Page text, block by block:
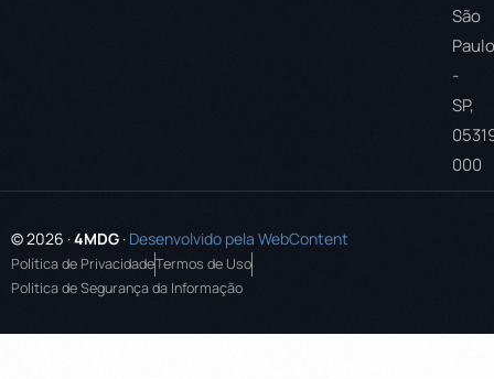
São
Paulo
-
SP,
000
© 2026 ·4MDG · Desenvolvido pela WebContent
Política de PrivacidadeTermos de Uso
Politica de Segurança da Informação